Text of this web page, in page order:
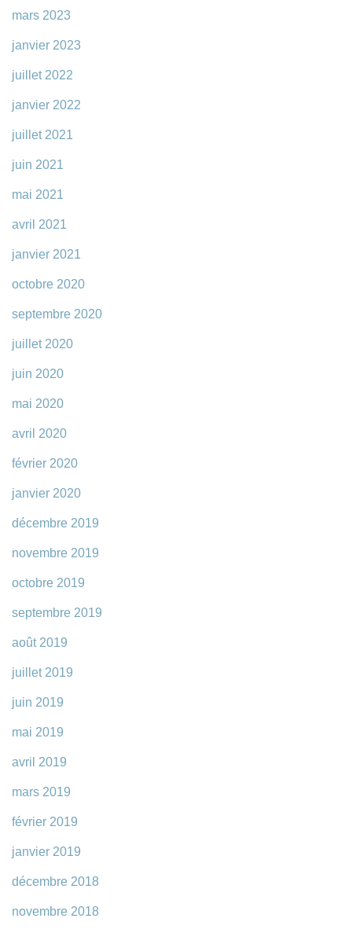
mars 2023
janvier 2023
juillet 2022
janvier 2022
juillet 2021
juin 2021
mai 2021
avril 2021
janvier 2021
octobre 2020
septembre 2020
juillet 2020
juin 2020
mai 2020
avril 2020
février 2020
janvier 2020
décembre 2019
novembre 2019
octobre 2019
septembre 2019
août 2019
juillet 2019
juin 2019
mai 2019
avril 2019
mars 2019
février 2019
janvier 2019
décembre 2018
novembre 2018